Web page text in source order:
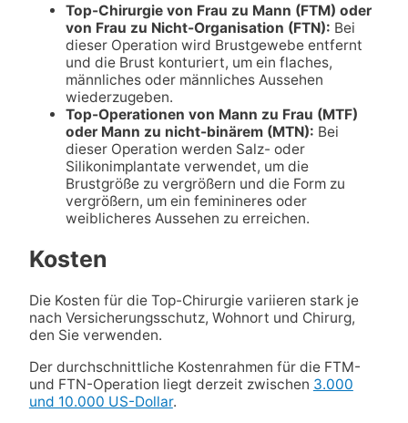
Top-Chirurgie von Frau zu Mann (FTM) oder
von Frau zu Nicht-Organisation (FTN): Bei
dieser Operation wird Brustgewebe entfernt
und die Brust konturiert, um ein flaches,
männliches oder männliches Aussehen
wiederzugeben.
Top-Operationen von Mann zu Frau (MTF)
oder Mann zu nicht-binärem (MTN): Bei
dieser Operation werden Salz- oder
Silikonimplantate verwendet, um die
Brustgröße zu vergrößern und die Form zu
vergrößern, um ein feminineres oder
weiblicheres Aussehen zu erreichen.
Kosten
Die Kosten für die Top-Chirurgie variieren stark je
nach Versicherungsschutz, Wohnort und Chirurg,
den Sie verwenden.
Der durchschnittliche Kostenrahmen für die FTM-
und FTN-Operation liegt derzeit zwischen 3.000
und 10.000 US-Dollar.